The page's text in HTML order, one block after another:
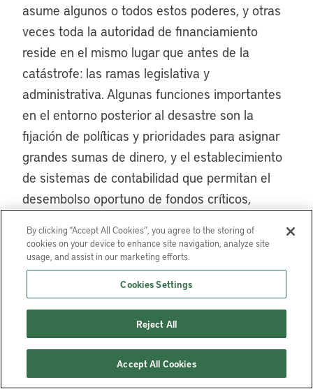
asume algunos o todos estos poderes, y otras
veces toda la autoridad de financiamiento
reside en el mismo lugar que antes de la
catástrofe: las ramas legislativa y
administrativa. Algunas funciones importantes
en el entorno posterior al desastre son la
fijación de políticas y prioridades para asignar
grandes sumas de dinero, y el establecimiento
de sistemas de contabilidad que permitan el
desembolso oportuno de fondos críticos,
y minimizando la corrupción.
Algunas organizaciones, como la entidad a nivel
estatal GSDMA de India, se establecen
específicamente para reunir todos los fondos
de recuperación en un solo lugar, para poder
asignarlos y desembolsarlos más adelante.
Algunas entidades, como una de las tres ramas
By clicking “Accept All Cookies”, you agree to the storing of
cookies on your device to enhance site navigation, analyze site
usage, and assist in our marketing efforts.
Cookies Settings
Reject All
Accept All Cookies